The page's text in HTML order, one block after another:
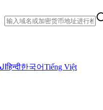
हिन्दी한국어Tiếng Việt